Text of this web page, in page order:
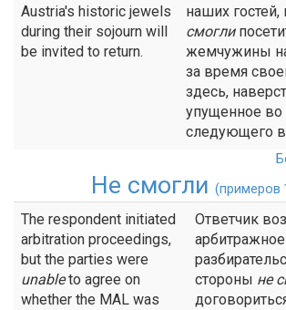
Austria's historic jewels
during their sojourn will
be invited to return.
наших
смогли
жемчужины
за время
здесь,
упущенное во
следующего
Не смогли (примеров
The respondent initiated
arbitration proceedings,
but the parties were
unableto agree on
whether the MAL was
Ответчик
арбитражное
стороны не